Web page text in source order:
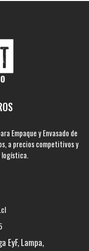
Empaque y Envasado de
a precios competitivos y
logística.
EyF, Lampa,